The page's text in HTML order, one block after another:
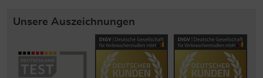
Unsere Auszeichnungen